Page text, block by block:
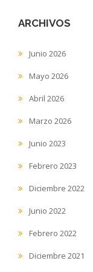
ARCHIVOS
Junio 2026
Mayo 2026
Abril 2026
Marzo 2026
Junio 2023
Febrero 2023
Diciembre 2022
Junio 2022
Febrero 2022
Diciembre 2021